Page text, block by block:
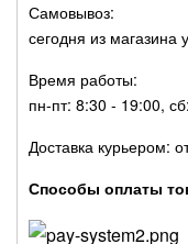
Самовывоз:
сегодня из магазина
Время работы:
пн-пт: 8:30 - 19:00,
Доставка курьером:
Способы оплаты